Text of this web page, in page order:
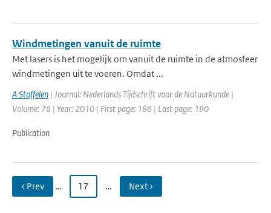
Windmetingen vanuit de ruimte
Met lasers is het mogelijk om vanuit de ruimte in de atmosfeer
windmetingen uit te voeren. Omdat ...
A Stoffelen | Journal: Nederlands Tijdschrift voor de Natuurkunde |
Volume: 76 | Year: 2010 | First page: 186 | Last page: 190
Publication
‹ Prev … 17 … Next ›